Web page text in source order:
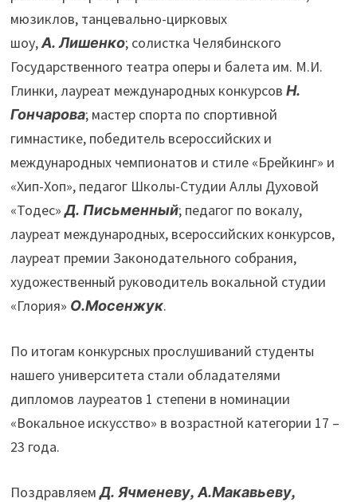
мюзиклов, танцевально-цирковых
шоу,А. Лишенко; солистка Челябинского
Государственного театра оперы и балета им. М.И.
Глинки, лауреат международных конкурсовН.
Гончарова; мастер спорта по спортивной
гимнастике, победитель всероссийских и
международных чемпионатов и стиле «Брейкинг» и
«Хип-Хоп», педагог Школы-Студии Аллы Духовой
«Тодес»Д. Письменный; педагог по вокалу,
лауреат международных, всероссийских конкурсов,
лауреат премии Законодательного собрания,
художественный руководитель вокальной студии
«Глория» О.Мосенжук.
По итогам конкурсных прослушиваний студенты
нашего университета стали обладателями
дипломов лауреатов 1 степени в номинации
«Вокальное искусство» в возрастной категории 17 –
23 года.
ПоздравляемД. Ячменеву, А.Макавьеву,